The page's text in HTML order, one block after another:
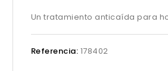
Un tratamiento anticaída para
Referencia: 178402